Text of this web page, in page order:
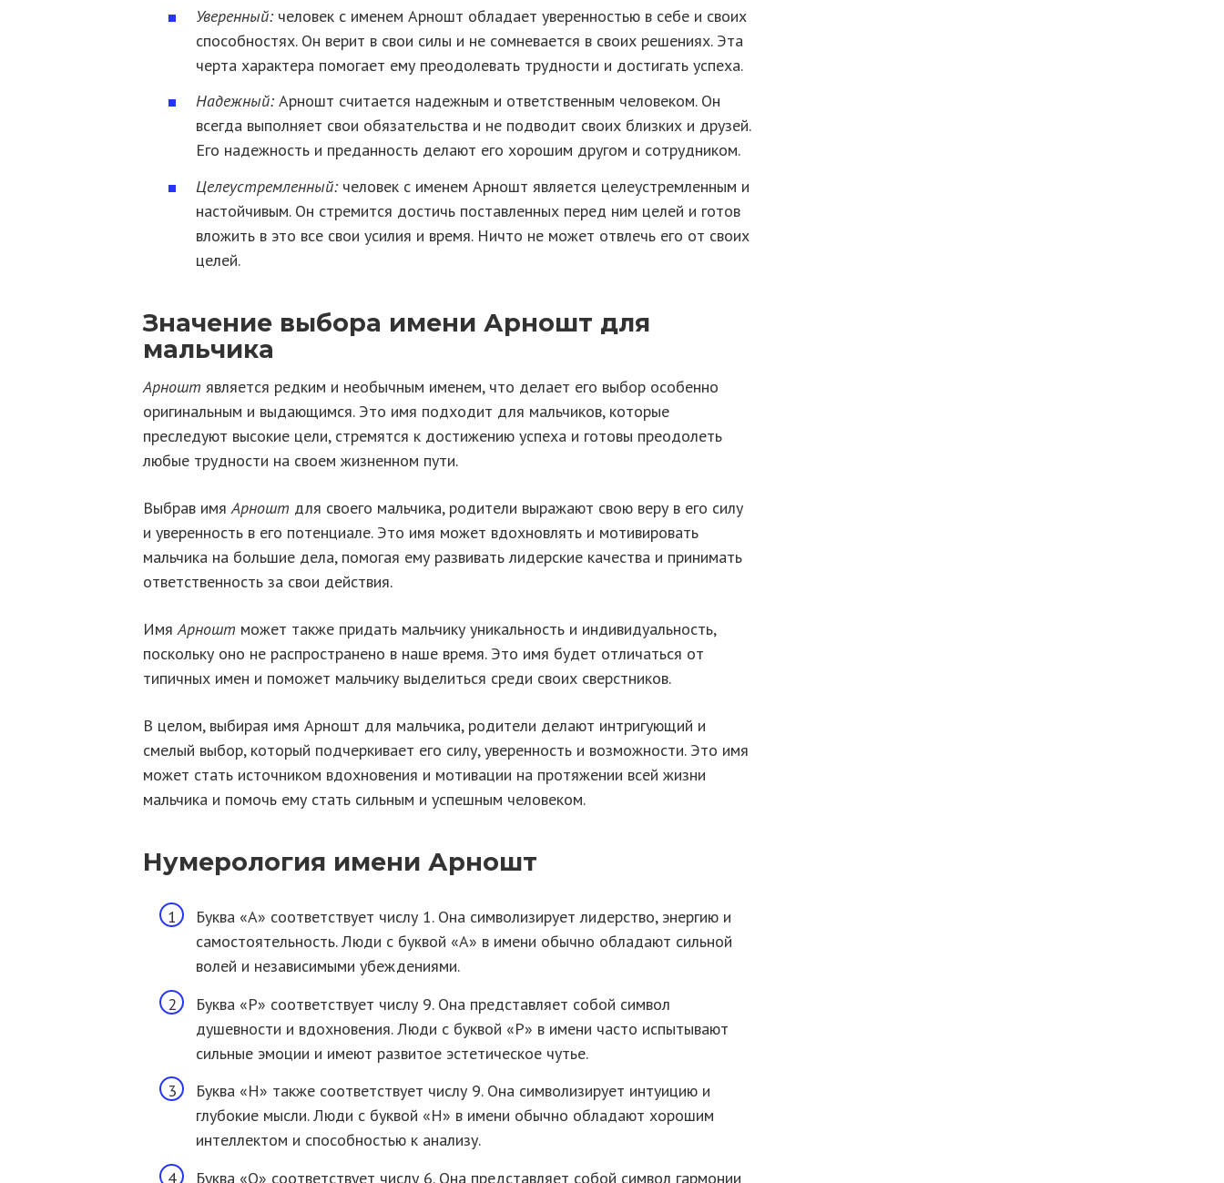
Уверенный: человек с именем Арношт обладает уверенностью в себе и своих
способностях. Он верит в свои силы и не сомневается в своих решениях. Эта
черта характера помогает ему преодолевать трудности и достигать успеха.
Надежный: Арношт считается надежным и ответственным человеком. Он
всегда выполняет свои обязательства и не подводит своих близких и друзей.
Его надежность и преданность делают его хорошим другом и сотрудником.
Целеустремленный: человек с именем Арношт является целеустремленным и
настойчивым. Он стремится достичь поставленных перед ним целей и готов
вложить в это все свои усилия и время. Ничто не может отвлечь его от своих
целей.
Значение выбора имени Арношт для
мальчика
Арношт является редким и необычным именем, что делает его выбор особенно
оригинальным и выдающимся. Это имя подходит для мальчиков, которые
преследуют высокие цели, стремятся к достижению успеха и готовы преодолеть
любые трудности на своем жизненном пути.
Выбрав имяАрношт для своего мальчика, родители выражают свою веру в его силу
и уверенность в его потенциале. Это имя может вдохновлять и мотивировать
мальчика на большие дела, помогая ему развивать лидерские качества и принимать
ответственность за свои действия.
ИмяАрношт может также придать мальчику уникальность и индивидуальность,
поскольку оно не распространено в наше время. Это имя будет отличаться от
типичных имен и поможет мальчику выделиться среди своих сверстников.
В целом, выбирая имя Арношт для мальчика, родители делают интригующий и
смелый выбор, который подчеркивает его силу, уверенность и возможности. Это имя
может стать источником вдохновения и мотивации на протяжении всей жизни
мальчика и помочь ему стать сильным и успешным человеком.
Нумерология имени Арношт
Буква «А» соответствует числу 1. Она символизирует лидерство, энергию и
самостоятельность. Люди с буквой «А» в имени обычно обладают сильной
волей и независимыми убеждениями.
Буква «Р» соответствует числу 9. Она представляет собой символ
душевности и вдохновения. Люди с буквой «Р» в имени часто испытывают
сильные эмоции и имеют развитое эстетическое чутье.
Буква «Н» также соответствует числу 9. Она символизирует интуицию и
глубокие мысли. Люди с буквой «Н» в имени обычно обладают хорошим
интеллектом и способностью к анализу.
Буква «О» соответствует числу 6. Она представляет собой символ гармонии